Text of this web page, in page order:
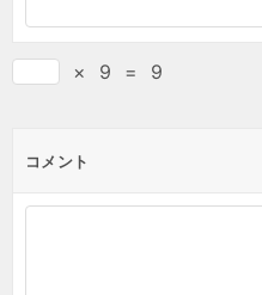
× 9 = 9
コメント